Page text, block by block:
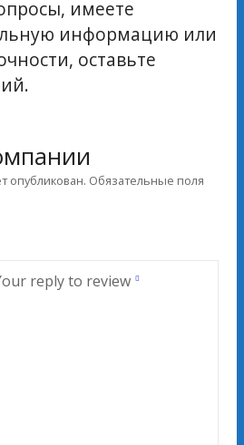
имеете
информацию или
оставьте
опубликован. Обязательные поля
reply to review